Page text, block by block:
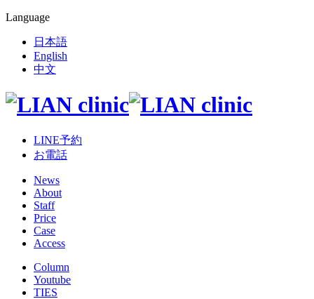
Language
日本語
English
中文
LINE予約
お電話
News
About
Staff
Price
Case
Access
Column
Youtube
TIES